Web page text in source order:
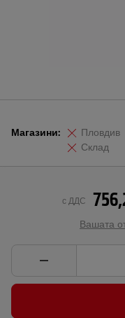
Магазини: Пловдив
Склад
с ДДС
Вашата